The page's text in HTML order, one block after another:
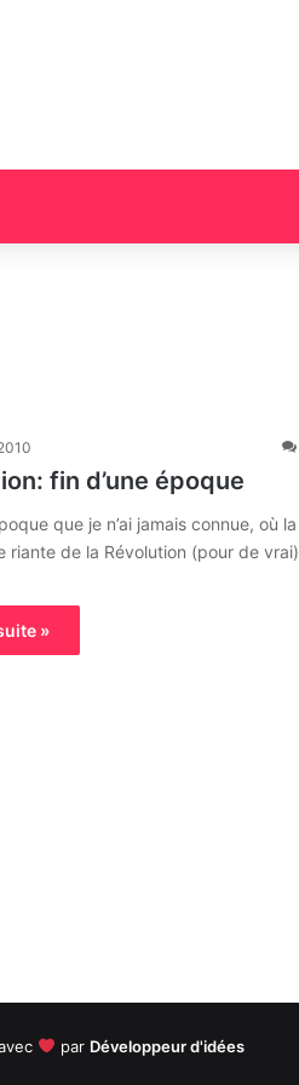
fin d’une époque
que je n’ai jamais connue, où la
riante de la Révolution (pour de vrai)
»
par Développeur d'idées